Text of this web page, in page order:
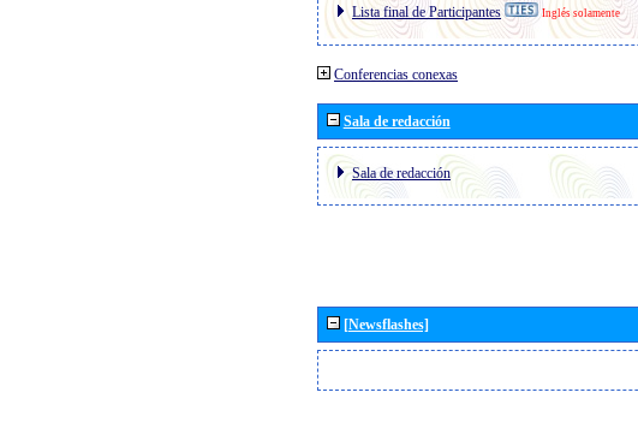
Lista final de Participantes Inglés solamente
Conferencias conexas
Sala de redacción
Sala de redacción
[Newsflashes]